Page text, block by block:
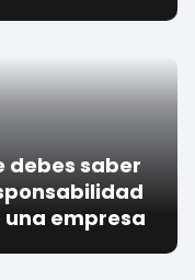
debes saber
empresa